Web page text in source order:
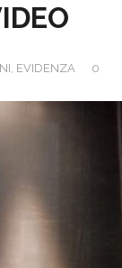
, EVIDENZA 0